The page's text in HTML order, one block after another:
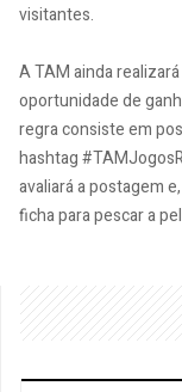
visitantes.
A TAM ainda
oportunidade de
regra consiste em
hashtag
avaliará a postagem
ficha para pescar a